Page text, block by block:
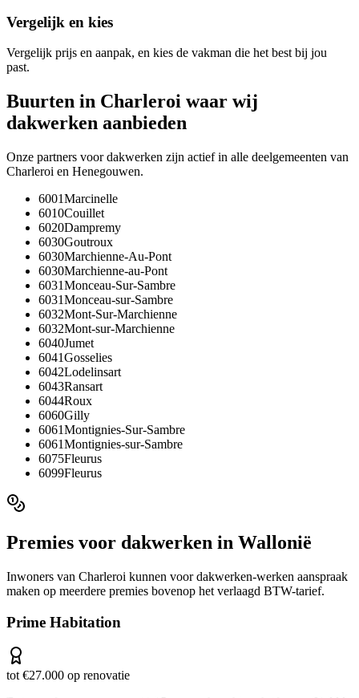
Vergelijk en kies
Vergelijk prijs en aanpak, en kies de vakman die het best bij jou
past.
Buurten in Charleroi waar wij
dakwerken aanbieden
Onze partners voordakwerken zijn actief in alle deelgemeenten van
Charleroi en Henegouwen.
6001Marcinelle
6010Couillet
6020Dampremy
6030Goutroux
6030Marchienne-Au-Pont
6030Marchienne-au-Pont
6031Monceau-Sur-Sambre
6031Monceau-sur-Sambre
6032Mont-Sur-Marchienne
6032Mont-sur-Marchienne
6040Jumet
6041Gosselies
6042Lodelinsart
6043Ransart
6044Roux
6060Gilly
6061Montignies-Sur-Sambre
6061Montignies-sur-Sambre
6075Fleurus
6099Fleurus
Premies voor dakwerken in Wallonië
Inwoners van Charleroi kunnen voordakwerken-werken aanspraak
maken op meerdere premies bovenop het verlaagd BTW-tarief.
Prime Habitation
tot €27.000 op renovatie